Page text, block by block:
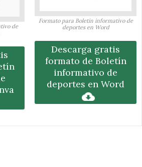
de
Formato para Boletín informativo de
deportes en Word
Descarga gratis
formato de Boletín
informativo de
deportes en Word